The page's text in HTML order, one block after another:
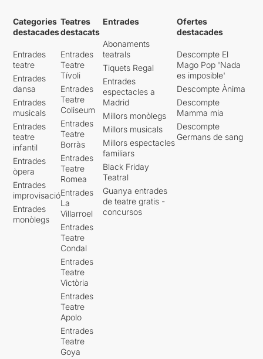
Categories
destacades
Entrades
teatre
Entrades
dansa
Entrades
musicals
Entrades
teatre
infantil
Entrades
òpera
Entrades
improvisació
Entrades
monòlegs
Teatres
destacats
Entrades
Teatre
Tívoli
Entrades
Teatre
Coliseum
Entrades
Teatre
Borràs
Entrades
Teatre
Romea
Entrades
La
Villarroel
Entrades
Teatre
Condal
Entrades
Teatre
Victòria
Entrades
Teatre
Apolo
Entrades
Teatre
Goya
Entrades
Abonaments
teatrals
Tiquets Regal
Entrades
espectacles a
Madrid
Millors monòlegs
Millors musicals
Millors espectacles
familiars
Black Friday
Teatral
Guanya entrades
de teatre gratis -
concursos
Ofertes
destacades
Descompte El
Mago Pop 'Nada
es imposible'
Descompte Ànima
Descompte
Mamma mia
Descompte
Germans de sang